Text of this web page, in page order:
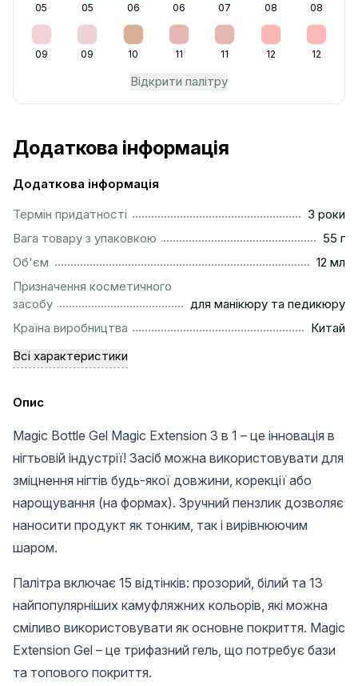
05 05 06 06 07 08 08
09 09 10 11 11 12 12
Відкрити палітру
Додаткова інформація
Додаткова інформація
Термін придатності
3 роки
Вага товару з упаковкою
55 г
Об'єм
12 мл
Призначення косметичного
засобу
для манікюру та педикюру
Країна виробництва
Китай
Всі характеристики
Опис
Magic Bottle Gel Magic Extension 3 в 1 – це інновація в
нігтьовій індустрії! Засіб можна використовувати для
зміцнення нігтів будь-якої довжини, корекції або
нарощування (на формах). Зручний пензлик дозволяє
наносити продукт як тонким, так і вирівнюючим
шаром.
Палітра включає 15 відтінків: прозорий, білий та 13
найпопулярніших камуфляжних кольорів, які можна
сміливо використовувати як основне покриття. Magic
Extension Gel – це трифазний гель, що потребує бази
та топового покриття.